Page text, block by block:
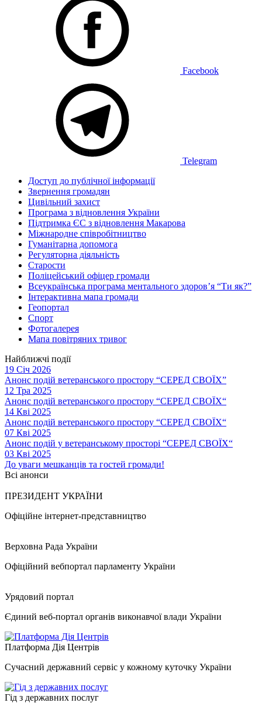
Facebook
Telegram
Доступ до публічної інформації
Звернення громадян
Цивільний захист
Програма з відновлення України
Підтримка ЄС з відновлення Макарова
Міжнародне співробітництво
Гуманітарна допомога
Регуляторна діяльність
Старости
Поліцейський офіцер громади
Всеукраїнська програма ментального здоров’я “Ти як?”
Інтерактивна мапа громади
Геопортал
Спорт
Фотогалерея
Мапа повітряних тривог
Найближчі події
19 Січ 2026
Анонс подій ветеранського простору “СЕРЕД СВОЇХ”
12 Тра 2025
Анонс подій ветеранського простору “СЕРЕД СВОЇХ“
14 Кві 2025
Анонс подій ветеранського простору “СЕРЕД СВОЇХ“
07 Кві 2025
Анонс подій у ветеранському просторі “СЕРЕД СВОЇХ“
03 Кві 2025
До уваги мешканців та гостей громади!
Всі анонси
ПРЕЗИДЕНТ УКРАЇНИ
Офіційне інтернет-представництво
Верховна Рада України
Офіційний вебпортал парламенту України
Урядовий портал
Єдиний веб-портал органів виконавчої влади України
Платформа Дія Центрів
Сучасний державний сервіс у кожному куточку України
Гід з державних послуг